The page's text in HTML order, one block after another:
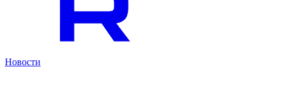
Новости